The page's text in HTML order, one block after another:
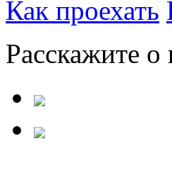
Как проехать
Расскажите о